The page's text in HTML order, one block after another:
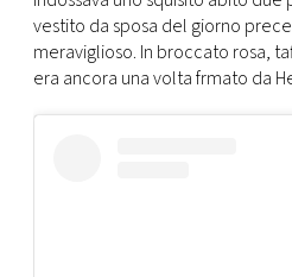
vestito da sposa del giorno
meraviglioso. In broccato rosa,
era ancora una volta frmato da